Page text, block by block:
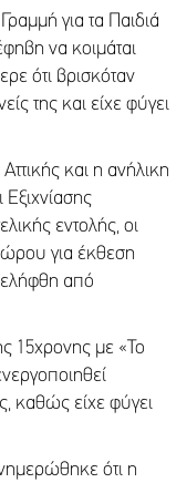
για τα Παιδιά
να κοιμάται
ότι βρισκόταν
της και είχε φύγει
και η ανήλικη
εντολής, οι
για έκθεση
από
15χρονης με «Το
καθώς είχε φύγει
ότι η